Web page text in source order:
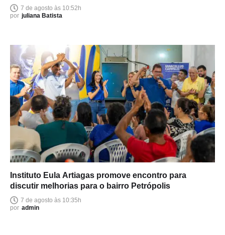
7 de agosto às 10:52h
por juliana Batista
Instituto Eula Artiagas promove encontro para
discutir melhorias para o bairro Petrópolis
7 de agosto às 10:35h
por admin